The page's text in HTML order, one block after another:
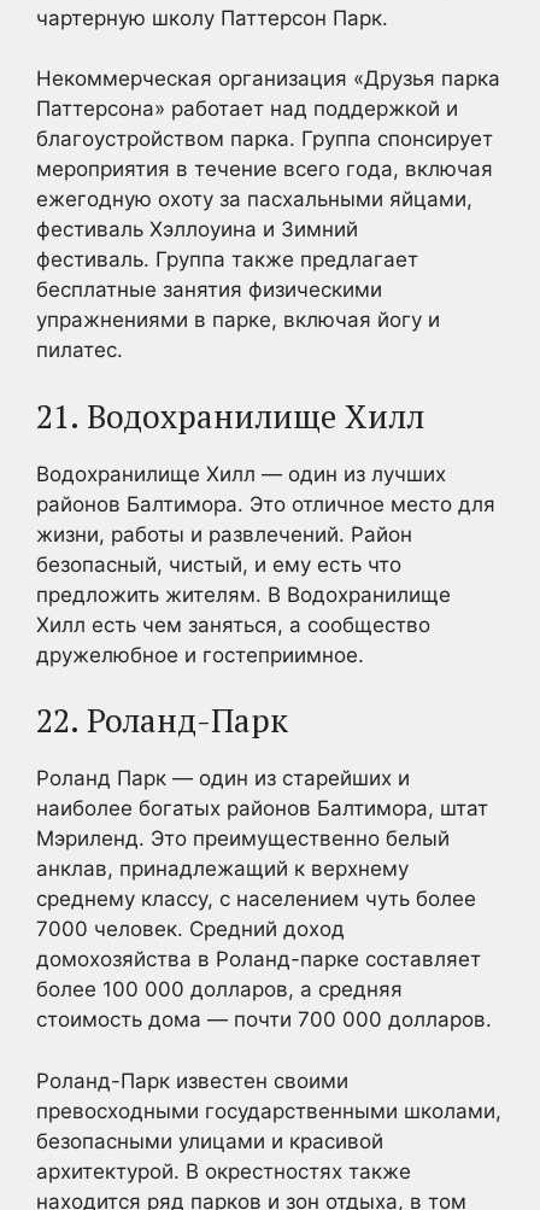
чартерную школу Паттерсон Парк.
Некоммерческая организация «Друзья парка
Паттерсона» работает над поддержкой и
благоустройством парка. Группа спонсирует
мероприятия в течение всего года, включая
ежегодную охоту за пасхальными яйцами,
фестиваль Хэллоуина и Зимний
фестиваль. Группа также предлагает
бесплатные занятия физическими
упражнениями в парке, включая йогу и
пилатес.
21. Водохранилище Хилл
Водохранилище Хилл — один из лучших
районов Балтимора. Это отличное место для
жизни, работы и развлечений. Район
безопасный, чистый, и ему есть что
предложить жителям. В Водохранилище
Хилл есть чем заняться, а сообщество
дружелюбное и гостеприимное.
22. Роланд-Парк
Роланд Парк — один из старейших и
наиболее богатых районов Балтимора, штат
Мэриленд. Это преимущественно белый
анклав, принадлежащий к верхнему
среднему классу, с населением чуть более
7000 человек. Средний доход
домохозяйства в Роланд-парке составляет
более 100 000 долларов, а средняя
стоимость дома — почти 700 000 долларов.
Роланд-Парк известен своими
превосходными государственными школами,
безопасными улицами и красивой
архитектурой. В окрестностях также
находится ряд парков и зон отдыха, в том